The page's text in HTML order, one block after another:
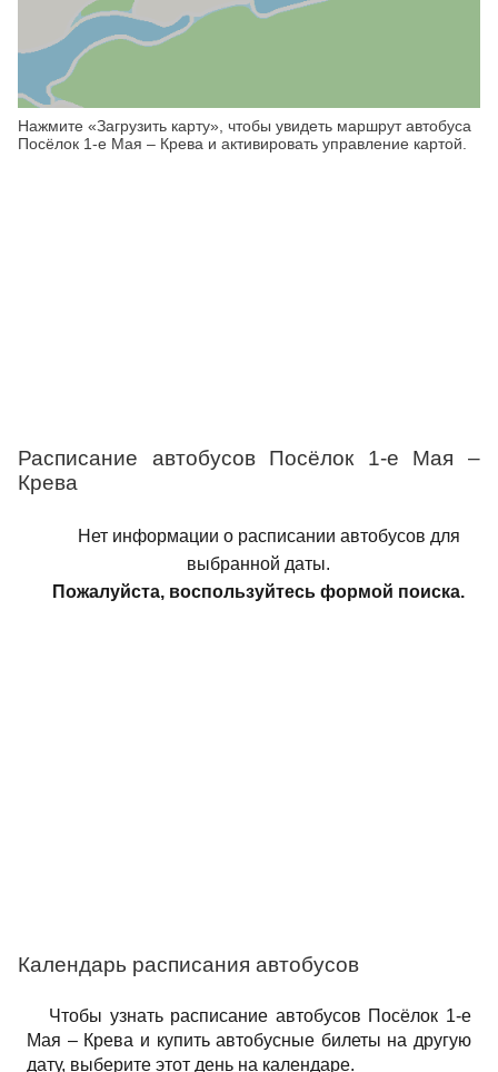
Нажмите «Загрузить карту», чтобы увидеть маршрут автобуса
Посёлок 1-е Мая – Крева и активировать управление картой.
Расписание автобусов Посёлок 1-е Мая –
Крева
Нет информации о расписании автобусов для
выбранной даты.
Пожалуйста, воспользуйтесь формой поиска.
Календарь расписания автобусов
Чтобы узнать расписание автобусов Посёлок 1-е
Мая – Крева и купить автобусные билеты на другую
дату, выберите этот день на календаре.